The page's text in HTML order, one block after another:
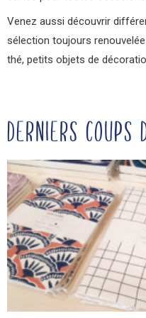
Venez aussi découvrir
sélection toujours
thé, petits objets de
DERNIERS COUPS